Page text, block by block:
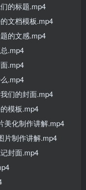
的标题.mp4
文档模板.mp4
的文感.mp4
.mp4
.mp4
.mp4
们的封面.mp4
模板.mp4
美化制作讲解.mp4
片制作讲解.mp4
封面.mp4